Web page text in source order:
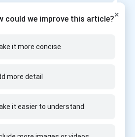
udaipur
varanasi
×
could we improve this article?
it more concise
more detail
it easier to understand
Liability Insurance
Loan Application Status
Privacy Policy